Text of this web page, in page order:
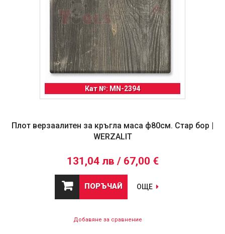
Кат №: MN-2394
Плот верзаалитен за кръгла маса ф80см. Стар бор |
WERZALIT
131,04 лв / 67,00 €
ПОРЪЧАЙ ОЩЕ
Добавяне за сравнение